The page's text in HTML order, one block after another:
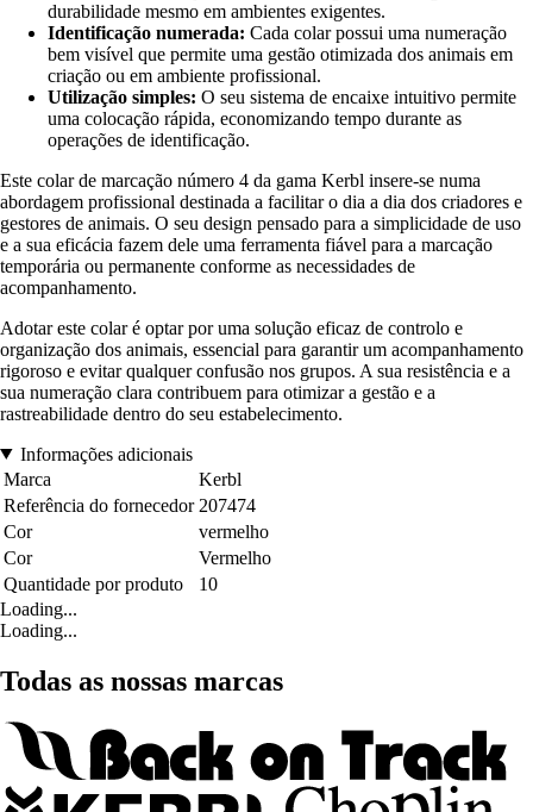
durabilidade mesmo em ambientes exigentes.
Identificação numerada: Cada colar possui uma numeração
bem visível que permite uma gestão otimizada dos animais em
criação ou em ambiente profissional.
Utilização simples: O seu sistema de encaixe intuitivo permite
uma colocação rápida, economizando tempo durante as
operações de identificação.
Este colar de marcação número 4 da gama Kerbl insere-se numa
abordagem profissional destinada a facilitar o dia a dia dos criadores e
gestores de animais. O seu design pensado para a simplicidade de uso
e a sua eficácia fazem dele uma ferramenta fiável para a marcação
temporária ou permanente conforme as necessidades de
acompanhamento.
Adotar este colar é optar por uma solução eficaz de controlo e
organização dos animais, essencial para garantir um acompanhamento
rigoroso e evitar qualquer confusão nos grupos. A sua resistência e a
sua numeração clara contribuem para otimizar a gestão e a
rastreabilidade dentro do seu estabelecimento.
Informações adicionais
Marca
Kerbl
Referência do fornecedor 207474
Cor
vermelho
Cor
Vermelho
Quantidade por produto
10
Loading...
Loading...
Todas as nossas marcas